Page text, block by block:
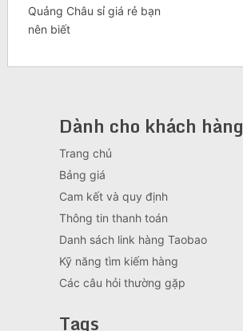
Quảng Châu sỉ giá rẻ bạn
nên biết
Dành cho khách hàng
Trang chủ
Bảng giá
Cam kết và quy định
Thông tin thanh toán
Danh sách link hàng Taobao
Kỹ năng tìm kiếm hàng
Các câu hỏi thường gặp
Tags